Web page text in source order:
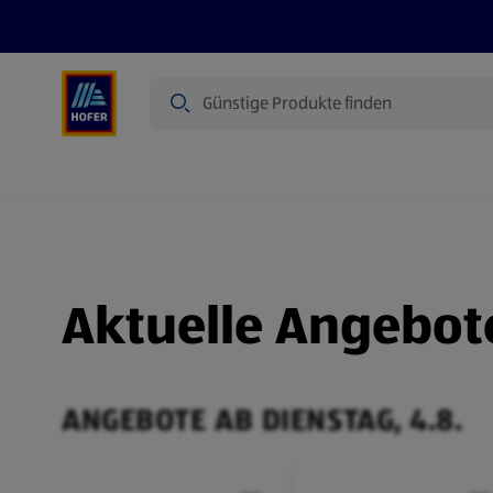
Aktuelle
ANGEBOTE AB DIENSTAG, 4.8.